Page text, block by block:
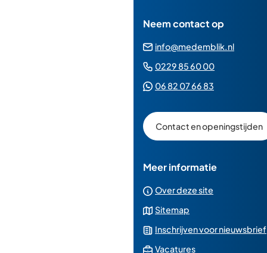
Neem contact op
info@medemblik.nl
0229 85 60 00(Verwijst
06 82 07 66 83
een
Whatsapp
Contact en openingstijden
Meer informatie
Over deze site
Sitemap
Inschrijven voor nieuwsbrief
Vacatures(Verwijst